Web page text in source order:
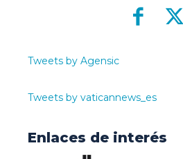
Tweets by Agensic
Tweets by vaticannews_es
Enlaces de interés